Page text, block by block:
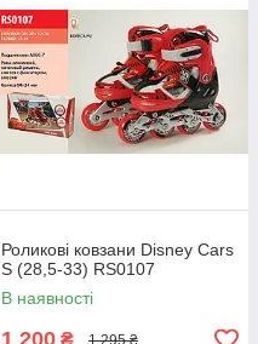
Роликові ковзани Disney Cars
S (28,5-33) RS0107
В наявності
1 295 ₴